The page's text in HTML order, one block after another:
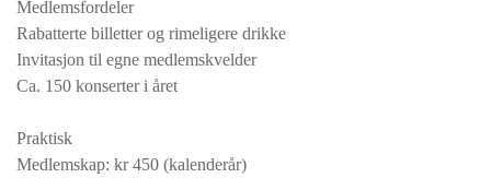
Medlemsfordeler
Rabatterte billetter og rimeligere drikke
Invitasjon til egne medlemskvelder
Ca. 150 konserter i året
Praktisk
Medlemskap: kr 450 (kalenderår)